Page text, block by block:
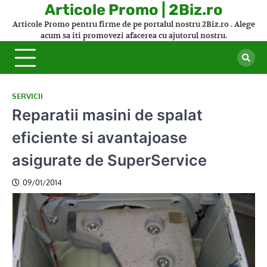
Articole Promo | 2Biz.ro
Articole Promo pentru firme de pe portalul nostru 2Biz.ro . Alege
acum sa iti promovezi afacerea cu ajutorul nostru.
SERVICII
Reparatii masini de spalat
eficiente si avantajoase
asigurate de SuperService
09/01/2014